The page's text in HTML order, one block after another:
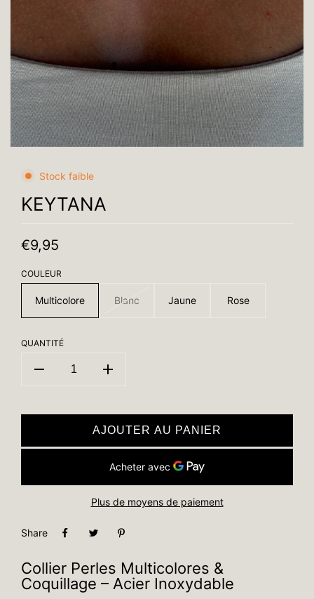
Stock faible
KEYTANA
€9,95
COULEUR
Multicolore Blanc Jaune Rose
QUANTITÉ
AJOUTER AU PANIER
Plus de moyens de paiement
Share
Collier Perles Multicolores &
Coquillage – Acier Inoxydable